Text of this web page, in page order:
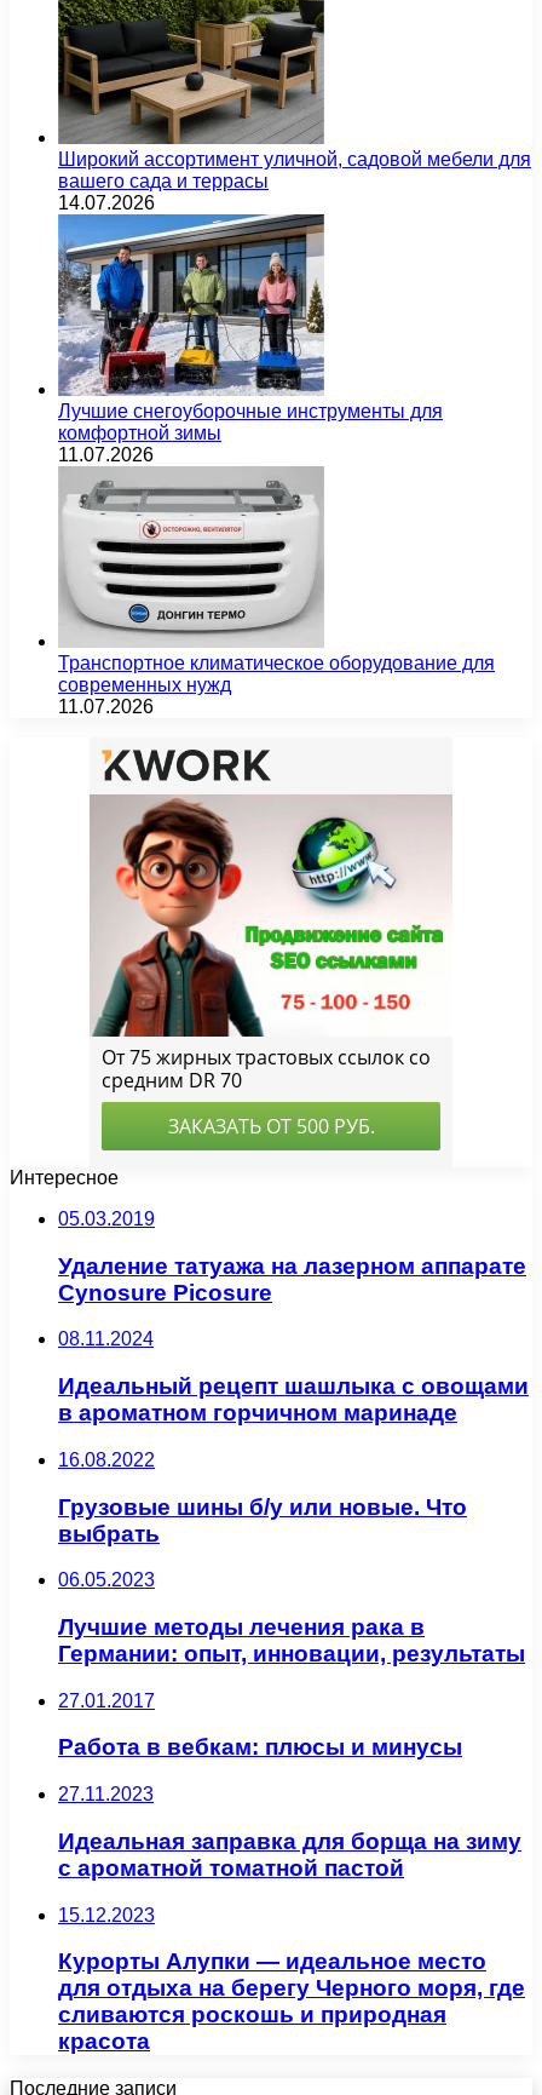
Широкий ассортимент уличной, садовой мебели для
вашего сада и террасы
14.07.2026
Лучшие снегоуборочные инструменты для
комфортной зимы
11.07.2026
Транспортное климатическое оборудование для
современных нужд
11.07.2026
Интересное
05.03.2019
Удаление татуажа на лазерном аппарате
Cynosure Picosure
08.11.2024
Идеальный рецепт шашлыка с овощами
в ароматном горчичном маринаде
16.08.2022
Грузовые шины б/у или новые. Что
выбрать
06.05.2023
Лучшие методы лечения рака в
Германии: опыт, инновации, результаты
27.01.2017
Работа в вебкам: плюсы и минусы
27.11.2023
Идеальная заправка для борща на зиму
с ароматной томатной пастой
15.12.2023
Курорты Алупки — идеальное место
для отдыха на берегу Черного моря, где
сливаются роскошь и природная
красота
Последние записи